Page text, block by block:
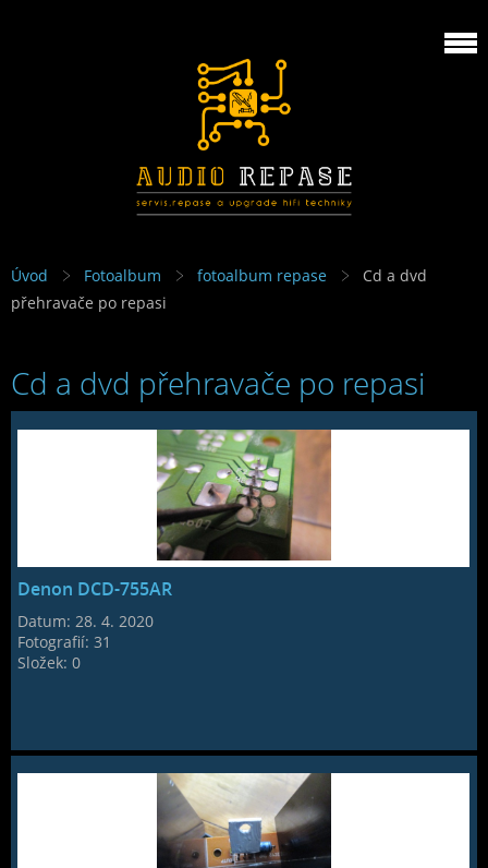
Úvod Fotoalbum fotoalbum repase
Cd a dvd
přehravače po repasi
Cd a dvd přehravače po repasi
Denon DCD-755AR
Datum: 28. 4. 2020
Fotografií:31
Složek:0